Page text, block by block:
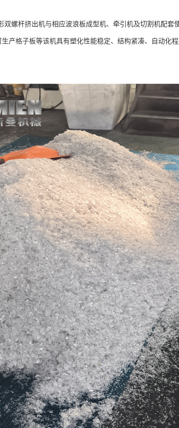
双螺杆挤出机与相应波浪板成型机、牵引机及切割机配套
产格子板等该机具有塑化性能稳定、结构紧凑、自动化